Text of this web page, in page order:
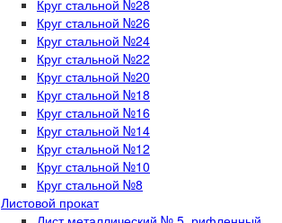
Круг стальной №28
Круг стальной №26
Круг стальной №24
Круг стальной №22
Круг стальной №20
Круг стальной №18
Круг стальной №16
Круг стальной №14
Круг стальной №12
Круг стальной №10
Круг стальной №8
Листовой прокат